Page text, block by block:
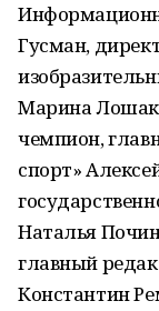
Гусман,
Марина
чемпион,
спорт»
Наталья
главный
Константин